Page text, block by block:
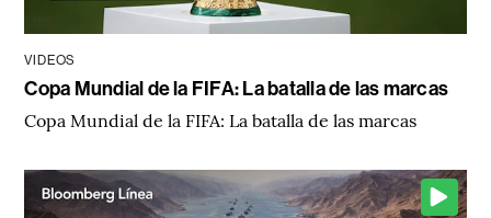
VIDEOS
Copa Mundial de la FIFA: La batalla de las marcas
Copa Mundial de la FIFA: La batalla de las marcas